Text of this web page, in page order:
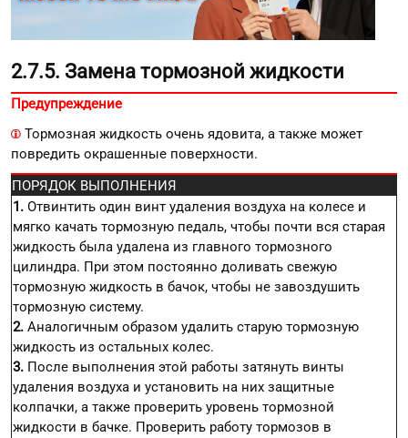
2.7.5. Замена тормозной жидкости
Предупреждение
Тормозная жидкость очень ядовита, а также может
повредить окрашенные поверхности.
ПОРЯДОК ВЫПОЛНЕНИЯ
1. Отвинтить один винт удаления воздуха на колесе и
мягко качать тормозную педаль, чтобы почти вся старая
жидкость была удалена из главного тормозного
цилиндра. При этом постоянно доливать свежую
тормозную жидкость в бачок, чтобы не завоздушить
тормозную систему.
2. Аналогичным образом удалить старую тормозную
жидкость из остальных колес.
3. После выполнения этой работы затянуть винты
удаления воздуха и установить на них защитные
колпачки, а также проверить уровень тормозной
жидкости в бачке. Проверить работу тормозов в